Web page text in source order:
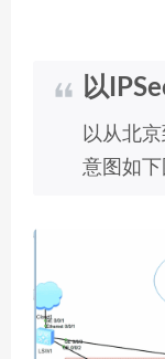
以
以从北
意图如